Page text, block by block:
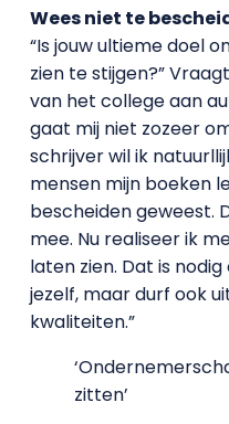
Wees niet te
“Is jouw ultieme doel
zien te stijgen?”
van het college aan
gaat mij niet zozeer
schrijver wil ik
mensen mijn boeken
bescheiden geweest.
mee. Nu realiseer ik
laten zien. Dat is
jezelf, maar durf ook
kwaliteiten.”
zitten’